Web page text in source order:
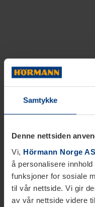
Samtykke
Denne nettsiden
Vi, Hörmann Norge AS
å personalisere
funksjoner for sosiale
til vår nettside. Vi gir
av vår nettside videre